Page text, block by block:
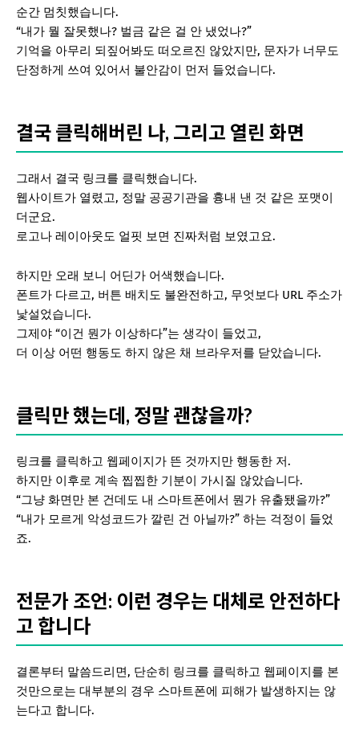
순간 멈칫했습니다.
“내가 뭘 잘못했나? 벌금 같은 걸 안 냈었나?”
기억을 아무리 되짚어봐도 떠오르진 않았지만, 문자가 너무도
단정하게 쓰여 있어서 불안감이 먼저 들었습니다.
결국 클릭해버린 나, 그리고 열린 화면
그래서 결국 링크를 클릭했습니다.
웹사이트가 열렸고, 정말 공공기관을 흉내 낸 것 같은 포맷이
더군요.
로고나 레이아웃도 얼핏 보면 진짜처럼 보였고요.
하지만 오래 보니 어딘가 어색했습니다.
폰트가 다르고, 버튼 배치도 불완전하고, 무엇보다 URL 주소가
낯설었습니다.
그제야 “이건 뭔가 이상하다”는 생각이 들었고,
더 이상 어떤 행동도 하지 않은 채 브라우저를 닫았습니다.
클릭만 했는데, 정말 괜찮을까?
링크를 클릭하고 웹페이지가 뜬 것까지만 행동한 저.
하지만 이후로 계속 찝찝한 기분이 가시질 않았습니다.
“그냥 화면만 본 건데도 내 스마트폰에서 뭔가 유출됐을까?”
“내가 모르게 악성코드가 깔린 건 아닐까?” 하는 걱정이 들었
죠.
전문가 조언: 이런 경우는 대체로 안전하다
고 합니다
결론부터 말씀드리면, 단순히 링크를 클릭하고 웹페이지를 본
것만으로는 대부분의 경우 스마트폰에 피해가 발생하지는 않
는다고 합니다.